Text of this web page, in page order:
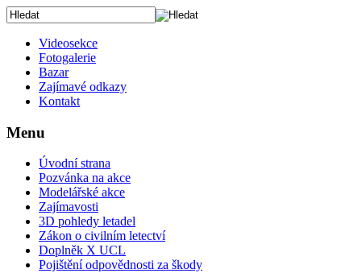
Videosekce
Fotogalerie
Bazar
Zajímavé odkazy
Kontakt
Menu
Úvodní strana
Pozvánka na akce
Modelářské akce
Zajímavosti
3D pohledy letadel
Zákon o civilním letectví
Doplněk X UCL
Pojištění odpovědnosti za škody